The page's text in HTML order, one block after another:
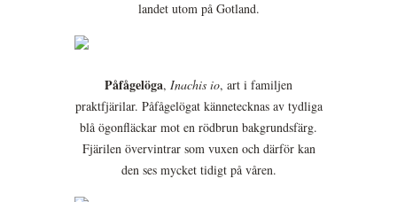
landet utom på Gotland.
Påfågelöga, Inachis io, art i familjen
praktfjärilar. Påfågelögat kännetecknas av tydliga
blå ögonfläckar mot en rödbrun bakgrundsfärg.
Fjärilen övervintrar som vuxen och därför kan
den ses mycket tidigt på våren.